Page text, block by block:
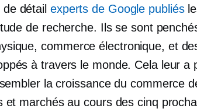
détail experts de Google publiés
de recherche. Ils se sont
commerce électronique, et
à travers le monde. Cela leur a
la croissance du commerce
et marchés au cours des cinq